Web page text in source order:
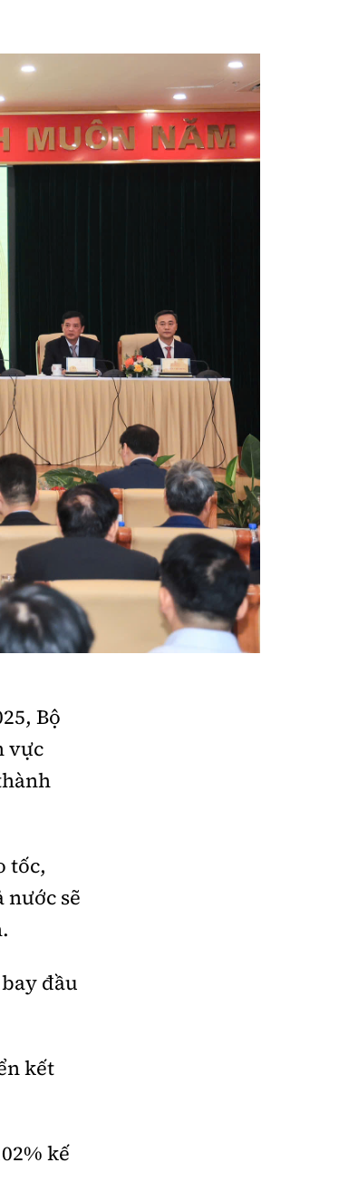
Bộ
vực
tốc,
nước sẽ
đầu
kết
kế